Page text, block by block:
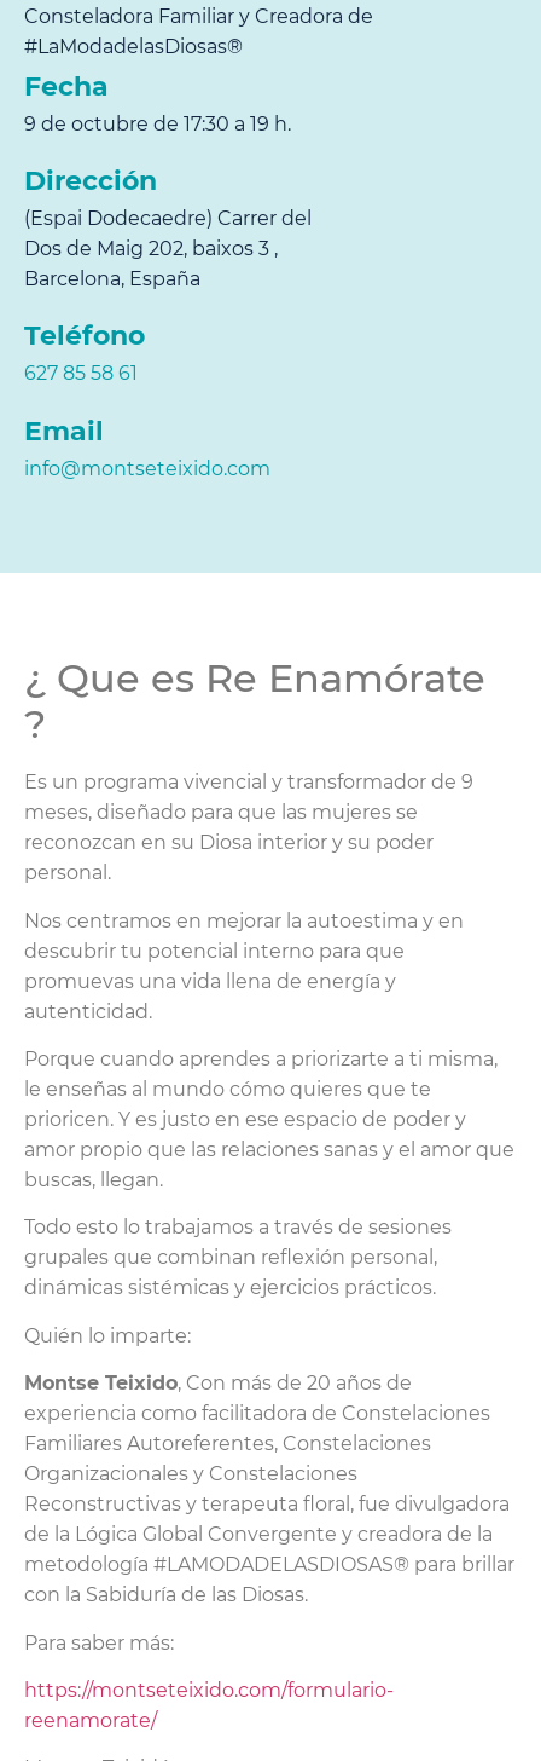
Consteladora Familiar y Creadora de
#LaModadelasDiosas®
Fecha
9 de octubre de 17:30 a 19 h.
Dirección
(Espai Dodecaedre) Carrer del
Dos de Maig 202, baixos 3 ,
Barcelona, España
Teléfono
627 85 58 61
Email
info@montseteixido.com
¿ Que es Re Enamórate
?
Es un programa vivencial y transformador de 9
meses, diseñado para que las mujeres se
reconozcan en su Diosa interior y su poder
personal.
Nos centramos en mejorar la autoestima y en
descubrir tu potencial interno para que
promuevas una vida llena de energía y
autenticidad.
Porque cuando aprendes a priorizarte a ti misma,
le enseñas al mundo cómo quieres que te
prioricen. Y es justo en ese espacio de poder y
amor propio que las relaciones sanas y el amor que
buscas, llegan.
Todo esto lo trabajamos a través de sesiones
grupales que combinan reflexión personal,
dinámicas sistémicas y ejercicios prácticos.
Quién lo imparte:
Montse Teixido, Con más de 20 años de
experiencia como facilitadora de Constelaciones
Familiares Autoreferentes, Constelaciones
Organizacionales y Constelaciones
Reconstructivas y terapeuta floral, fue divulgadora
de la Lógica Global Convergente y creadora de la
metodología #LAMODADELASDIOSAS® para brillar
con la Sabiduría de las Diosas.
Para saber más:
https://montseteixido.com/formulario-
reenamorate/